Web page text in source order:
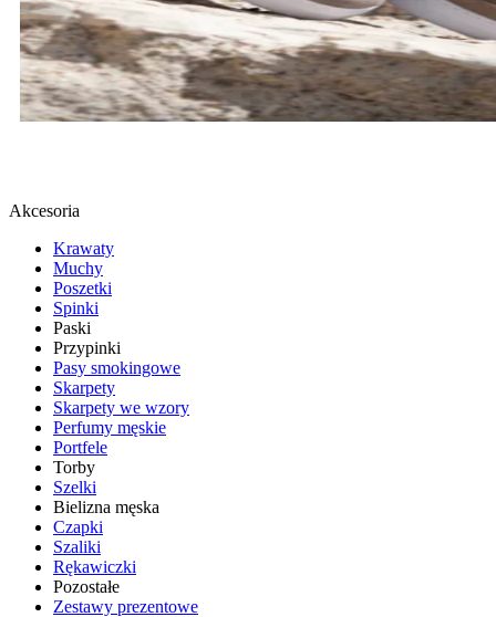
Akcesoria
Krawaty
Muchy
Poszetki
Spinki
Paski
Przypinki
Pasy smokingowe
Skarpety
Skarpety we wzory
Perfumy męskie
Portfele
Torby
Szelki
Bielizna męska
Czapki
Szaliki
Rękawiczki
Pozostałe
Zestawy prezentowe